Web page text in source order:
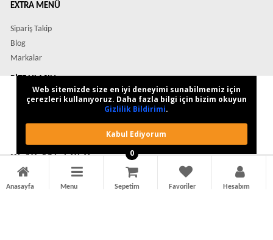
Anasayfa Menu
0
Sepetim Favoriler Hesabım
EXTRA MENÜ
Sipariş Takip
Blog
Markalar
Çözüm Merkezimiz
veya
Çağrı Merkezimizi arayın
0543 415 5959
WhatsApp Destek Hattı
Web sitemizde size en iyi deneyimi sunabilmemiz için
çerezleri kullanıyoruz. Daha fazla bilgi için bizim okuyun
Gizlilik Bildirimi.
Kabul Ediyorum